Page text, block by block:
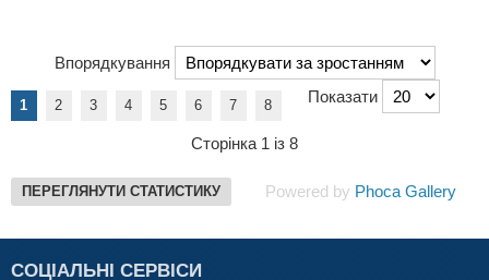
Впорядкування
Показати
1 2 3 4 5 6 7 8
Сторінка 1 із 8
ПЕРЕГЛЯНУТИ СТАТИСТИКУ Powered by Phoca Gallery
СОЦІАЛЬНІ СЕРВІСИ